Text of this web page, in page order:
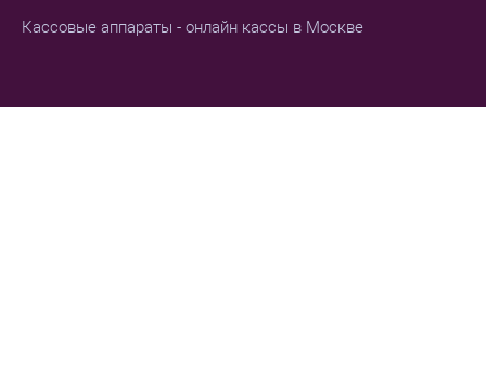
Кассовые аппараты - онлайн кассы в Москве